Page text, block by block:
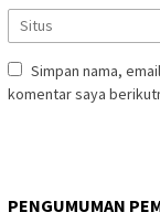
Simpan nama,
komentar saya
PENGUMUMAN